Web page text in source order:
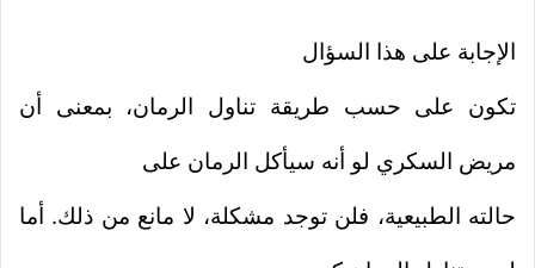
الإجابة على هذا السؤال
تكون على حسب طريقة تناول الرمان، بمعنى أن
مريض السكري لو أنه سيأكل الرمان على
حالته الطبيعية، فلن توجد مشكلة، لا مانع من ذلك. أما